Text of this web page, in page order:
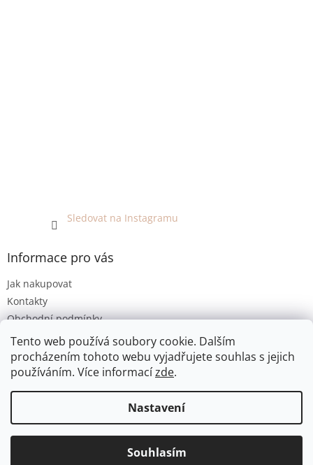
Tento web používá soubory cookie. Dalším
procházením tohoto webu vyjadřujete souhlas s jejich
používáním. Více informacízde.
Nastavení
Souhlasím
Jsme bezobalový prodej v Olomouci. E-shop umožňuje pouze
Sledovat na Instagramu
Informace pro vás
Jak nakupovat
Kontakty
Obchodní podmínky
Podmínky ochrany osobních údajů
Copyright 2026EKO KOUTEK. Všechna práva vyhrazena.
Upravit nastavení cookies